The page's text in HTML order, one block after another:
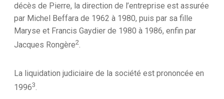
décès de Pierre, la direction de l’entreprise est assurée
par Michel Beffara de 1962 à 1980, puis par sa fille
Maryse et Francis Gaydier de 1980 à 1986, enfin par
Jacques Rongère2.
La liquidation judiciaire de la société est prononcée en
19963.